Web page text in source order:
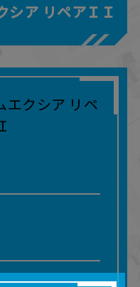
シア リペアＩＩ